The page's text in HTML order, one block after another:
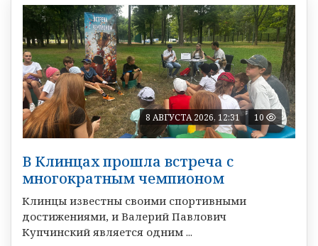
8 АВГУСТА 2026, 12:31 10
В Клинцах прошла встреча с
многократным чемпионом
Клинцы известны своими спортивными
достижениями, и Валерий Павлович
Купчинский является одним ...